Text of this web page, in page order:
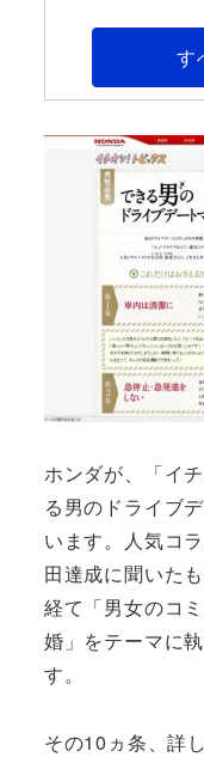
す
ホンダが、「イ
る男のドライブ
います。人気コ
田達成に聞いた
経て「男女のコ
婚」をテーマに
す。
その10ヵ条、詳